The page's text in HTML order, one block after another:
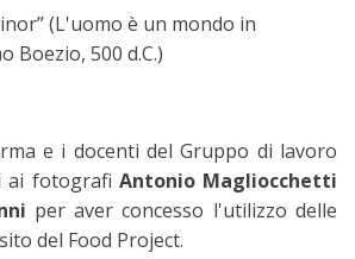
(L'uomo è un mondo in
Boezio, 500 d.C.)
e i docenti del Gruppo di lavoro
ai fotografi Antonio Magliocchetti
per aver concesso l'utilizzo delle
del Food Project.